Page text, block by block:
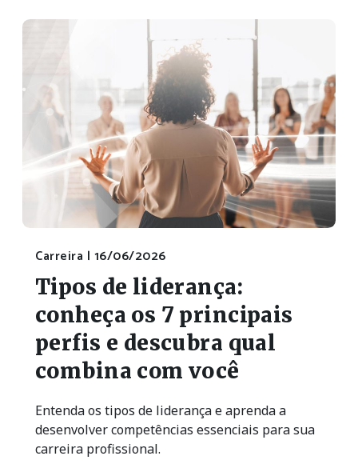
Carreira | 16/06/2026
Tipos de liderança:
conheça os 7 principais
perfis e descubra qual
combina com você
Entenda os tipos de liderança e aprenda a
desenvolver competências essenciais para sua
carreira profissional.